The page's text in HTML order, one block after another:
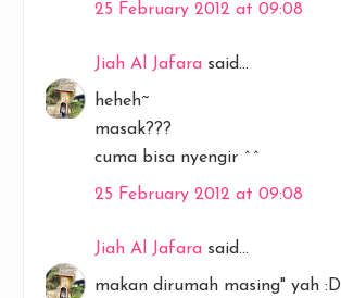
25 February 2012 at 09:08
Jiah Al Jafara said...
heheh~
masak???
cuma bisa nyengir ^^
25 February 2012 at 09:08
Jiah Al Jafara said...
makan dirumah masing" yah :D